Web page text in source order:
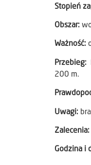
Stopień
Obszar:
Ważność:
Przebieg:
200 m.
Uwagi:
Zalecenia:
Godzina i